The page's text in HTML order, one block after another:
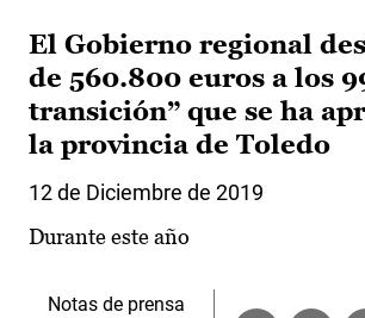
El Gobierno regional
de 560.800 euros a los
transición” que se ha
la provincia de Toledo
12 de Diciembre de 2019
Durante este año
Notas de prensa